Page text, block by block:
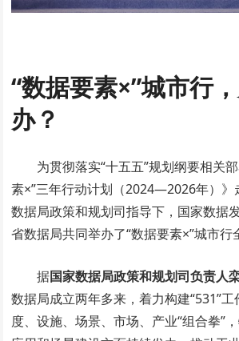
“数据要素×”城市行
办？
为贯彻落实“十五五”规划纲要相关
素×”三年行动计划（2024—2026年）》
数据局政策和规划司指导下，国家数据
省数据局共同举办了“数据要素×”城市行
据国家数据局政策和规划司负责人
数据局成立两年多来，着力构建“531”
度、设施、场景、市场、产业“组合拳”